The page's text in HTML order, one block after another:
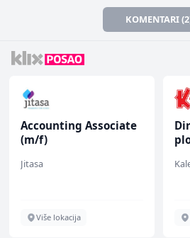
KOMENTARI
Accounting Associate
(m/f)
Jitasa
Više lokacija